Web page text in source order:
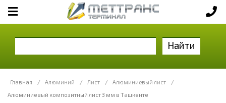
Найти
Главная / Алюминий / Лист / Алюминиевый лист
/
Алюминиевый композитный лист 3 мм в Ташкенте